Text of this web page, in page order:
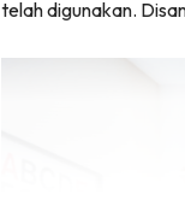
telah digunakan.